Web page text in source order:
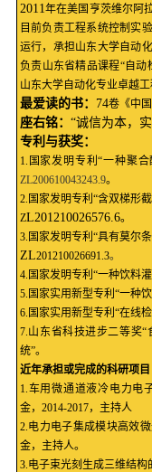
2011年在美国亨茨维尔阿
目前负责工程系统控制实
运行，承担山东大学自动
负责山东省精品课程“自
山东大学自动化专业卓越
最爱读的书： 74卷《中
座右铭： “诚信为本，
专利与获奖：
1. 国家发明专利“一种聚
ZL200610043243.9。
2. 国家发明专利“含双梯形
ZL201210026576.6。
3. 国家发明专利“具有莫尔
ZL201210026691.3。
4. 国家发明专利“一种饮料
5. 国家实用新型专利“一种
6. 国家实用新型专利“在线
7. 山东省科技进步二等奖
统”。
近年承担或完成的科研项目
1. 车用微通道液冷电力电
金， 2014-2017， 主持人
2. 电力电子集成模块高效
金，主持人。
3. 电子束光刻生成三维结